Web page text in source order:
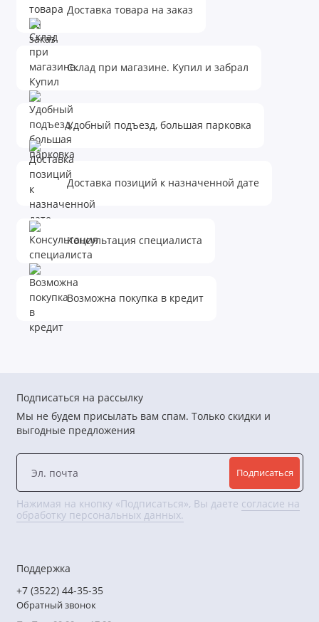
Труба PP-H с раструбом серая Стандарт отличается
простотой монтажа и обслуживания. Она легко
режется и соединяется с помощью специальных
фитингов. Благодаря своим характеристикам, она
широко применяется в строительстве,
промышленности и бытовых условиях.
Доставка товара на заказ
Склад при магазине. Купил и забрал
Удобный подъезд, большая парковка
Доставка позиций к назначенной дате
Консультация специалиста
Возможна покупка в кредит
Подписаться на рассылку
Мы не будем присылать вам спам. Только скидки и
выгодные предложения
Подписаться
Нажимая на кнопку «Подписаться», Вы даете согласие на
обработку персональных данных.
Поддержка
+7 (3522) 44-35-35
Обратный звонок